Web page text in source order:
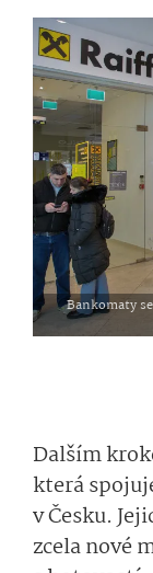
Dalším
která
v Česku.
zcela nové